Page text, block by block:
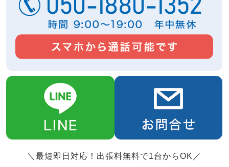
＼最短即日対応！出張料無料で1台からOK／